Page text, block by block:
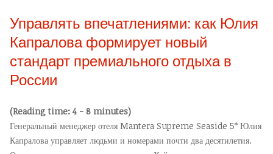
Управлять впечатлениями: как Юлия
Капралова формирует новый
стандарт премиального отдыха в
России
(Reading time: 4 - 8 minutes)
Генеральный менеджер отеля Mantera Supreme Seaside 5* Юлия
Капралова управляет людьми и номерами почти два десятилетия.